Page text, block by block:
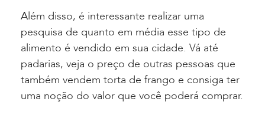
Além disso, é interessante realizar uma
pesquisa de quanto em média esse tipo de
alimento é vendido em sua cidade. Vá até
padarias, veja o preço de outras pessoas que
também vendem torta de frango e consiga ter
uma noção do valor que você poderá comprar.